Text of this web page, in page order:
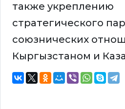
также укреплению
стратегического
союзнических
Кыргызстаном и